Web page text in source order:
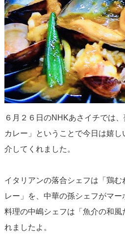
６月２６日のNHKあさイチでは
カレー」ということで今日は嬉
介してくれました。
イタリアンの落合シェフは「鶏
レー」を、中華の孫シェフがマ
料理の中嶋シェフは「魚介の和風
れましたよ。